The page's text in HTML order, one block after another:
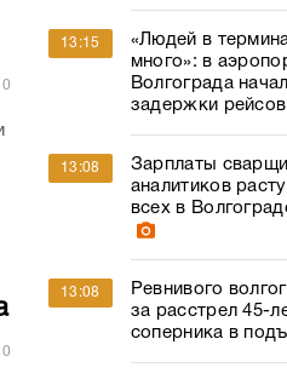
0
0
13:15
«Людей в
много»: в
Волгограда
задержки рейсов
13:08
Зарплаты
аналитиков
всех в
13:08
Ревнивого
за расстрел 45-
соперника в